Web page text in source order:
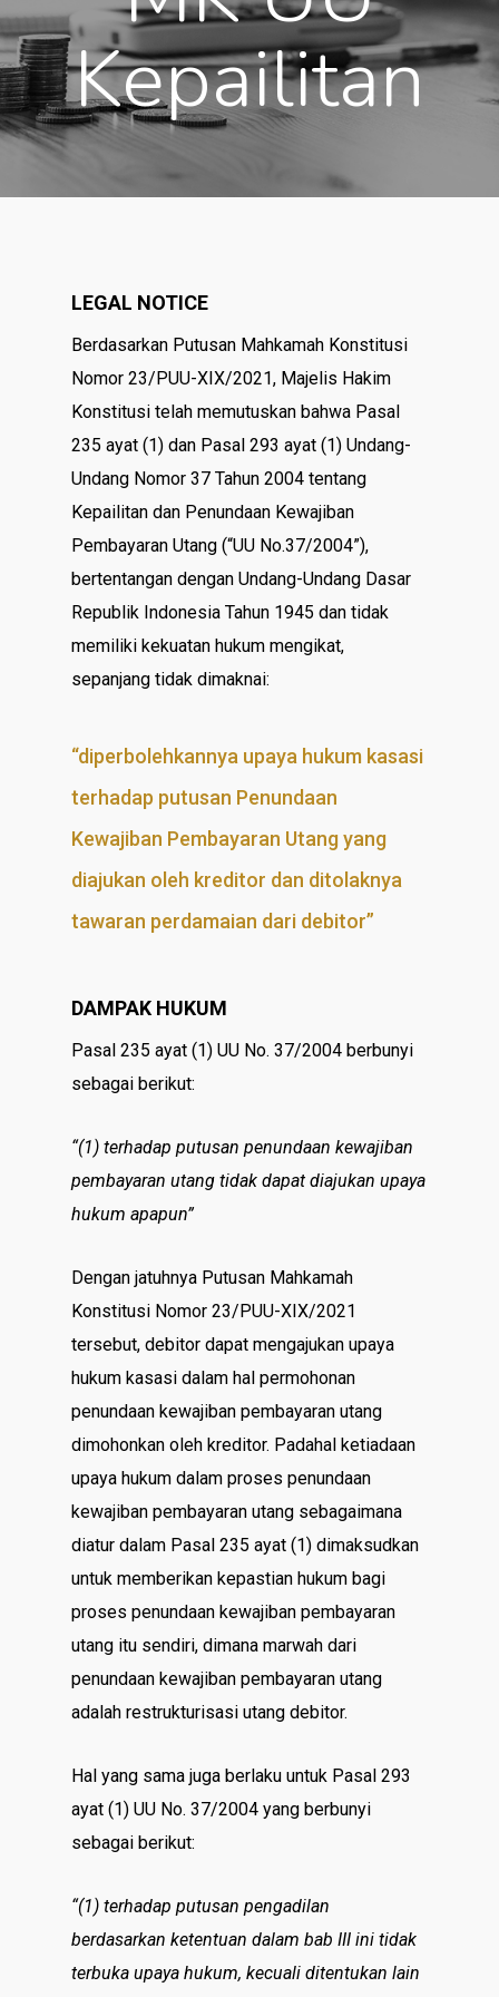
Kepailitan
LEGAL NOTICE
Berdasarkan Putusan Mahkamah Konstitusi
Nomor 23/PUU-XIX/2021, Majelis Hakim
Konstitusi telah memutuskan bahwa Pasal
235 ayat (1) dan Pasal 293 ayat (1) Undang-
Undang Nomor 37 Tahun 2004 tentang
Kepailitan dan Penundaan Kewajiban
Pembayaran Utang (“UU No.37/2004”),
bertentangan dengan Undang-Undang Dasar
Republik Indonesia Tahun 1945 dan tidak
memiliki kekuatan hukum mengikat,
sepanjang tidak dimaknai:
“diperbolehkannya upaya hukum kasasi
terhadap putusan Penundaan
Kewajiban Pembayaran Utang yang
diajukan oleh kreditor dan ditolaknya
tawaran perdamaian dari debitor”
DAMPAK HUKUM
Pasal 235 ayat (1) UU No. 37/2004 berbunyi
sebagai berikut:
“(1) terhadap putusan penundaan kewajiban
pembayaran utang tidak dapat diajukan upaya
hukum apapun”
Dengan jatuhnya Putusan Mahkamah
Konstitusi Nomor 23/PUU-XIX/2021
tersebut, debitor dapat mengajukan upaya
hukum kasasi dalam hal permohonan
penundaan kewajiban pembayaran utang
dimohonkan oleh kreditor. Padahal ketiadaan
upaya hukum dalam proses penundaan
kewajiban pembayaran utang sebagaimana
diatur dalam Pasal 235 ayat (1) dimaksudkan
untuk memberikan kepastian hukum bagi
proses penundaan kewajiban pembayaran
utang itu sendiri, dimana marwah dari
penundaan kewajiban pembayaran utang
adalah restrukturisasi utang debitor.
Hal yang sama juga berlaku untuk Pasal 293
ayat (1) UU No. 37/2004 yang berbunyi
sebagai berikut:
“(1) terhadap putusan pengadilan
berdasarkan ketentuan dalam bab III ini tidak
terbuka upaya hukum, kecuali ditentukan lain